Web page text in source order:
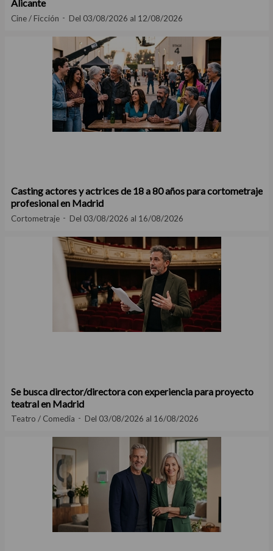
Alicante
Cine / Ficción Del 03/08/2026 al 12/08/2026
Casting actores y actrices de 18 a 80 años para cortometraje
profesional en Madrid
Cortometraje Del 03/08/2026 al 16/08/2026
Se busca director/directora con experiencia para proyecto
teatral en Madrid
Teatro / Comedia Del 03/08/2026 al 16/08/2026